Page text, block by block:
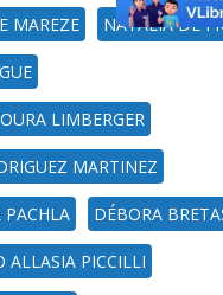
MAREZE NATÁLIA DE
LIMBERGER
MARTINEZ
PACHLA DÉBORA
ALLASIA PICCILLI